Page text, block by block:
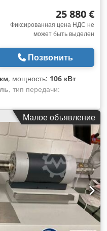
25 880 €
Фиксированная цена НДС не
может быть выделен
Позвонить
, мощность: 106 кВт
, тип передачи:
кг
2021, следующая
нет, цвет:серый,
другое
, количество
, строительная высота:
ABS, бортовой
безопасности,
центральный
стабилизации (ESP),
Малое объявление